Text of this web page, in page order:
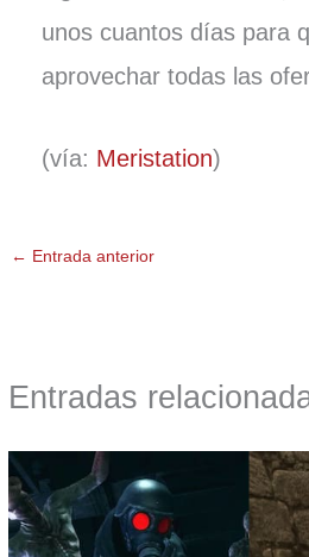
unos cuantos días para
aprovechar todas las
(vía: Meristation)
← Entrada anterior
Entradas